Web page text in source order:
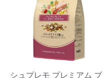
シュプレモ プレミアム ブ